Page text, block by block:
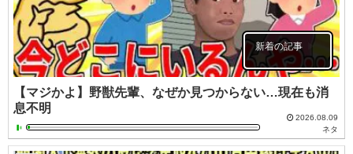
新着の記事
【マジかよ】野獣先輩、なぜか見つからない…現在も消
息不明
2026.08.09
ネタ